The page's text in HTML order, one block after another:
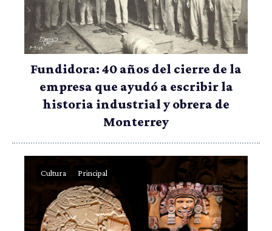
Fundidora: 40 años del cierre de la
empresa que ayudó a escribir la
historia industrial y obrera de
Monterrey
Cultura Principal